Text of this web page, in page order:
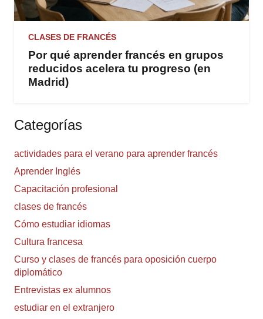
CLASES DE FRANCÉS
Por qué aprender francés en grupos
reducidos acelera tu progreso (en
Madrid)
Categorías
actividades para el verano para aprender francés
Aprender Inglés
Capacitación profesional
clases de francés
Cómo estudiar idiomas
Cultura francesa
Curso y clases de francés para oposición cuerpo
diplomático
Entrevistas ex alumnos
estudiar en el extranjero